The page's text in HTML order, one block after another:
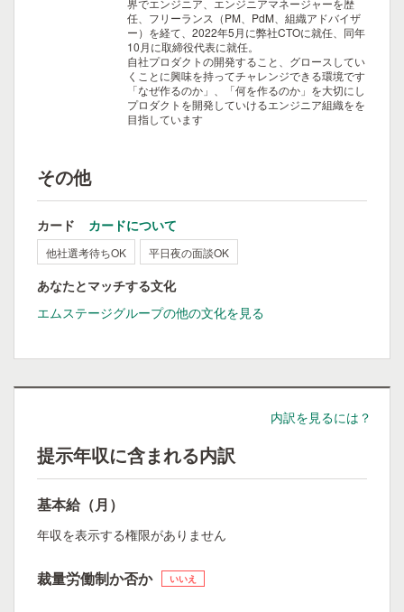
界でエンジニア、エンジニアマネージャーを歴
任、フリーランス（PM、PdM、組織アドバイザ
ー）を経て、2022年5月に弊社CTOに就任、同年
10月に取締役代表に就任。
自社プロダクトの開発すること、グロースしてい
くことに興味を持ってチャレンジできる環境です
「なぜ作るのか」、「何を作るのか」を大切にし
プロダクトを開発していけるエンジニア組織をを
目指しています
その他
カード カードについて
他社選考待ちOK 平日夜の面談OK
あなたとマッチする文化
エムステージグループの他の文化を見る
内訳を見るには？
提示年収に含まれる内訳
基本給（月）
年収を表示する権限がありません
裁量労働制か否か いいえ